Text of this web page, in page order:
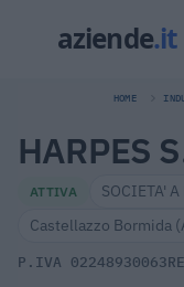
HOME
HARPES
ATTIVA
SOCIETA'
Castellazzo Bormida
P.IVA 02248930063